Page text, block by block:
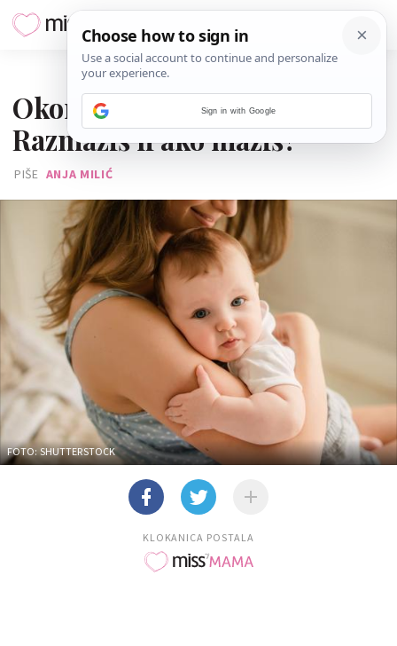
Okončana stara debata:
Razmaziš li ako maziš?
PIŠE ANJA MILIĆ
FOTO: SHUTTERSTOCK
KLOKANICA POSTALA
Sign in with Google